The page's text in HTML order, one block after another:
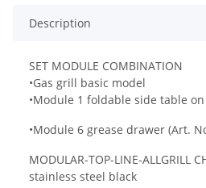
Description
SET MODULE COMBINATION
•Gas grill basic model
•Module 1 foldable side table
•Module 6 grease drawer (Art.
MODULAR-TOP-LINE-ALLGRILL
stainless steel black